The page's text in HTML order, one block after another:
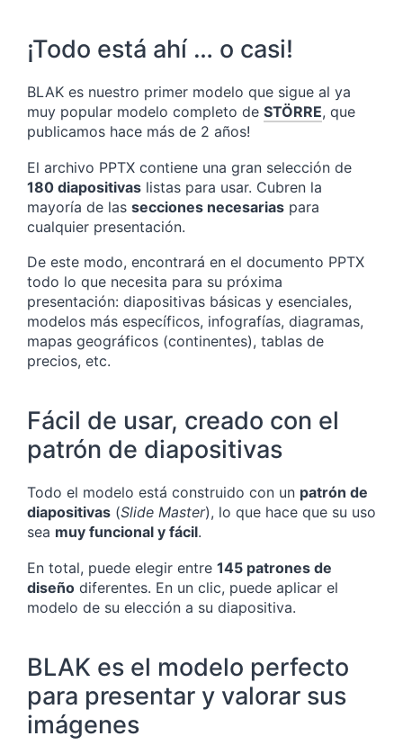
¡Todo está ahí … o casi!
BLAK es nuestro primer modelo que sigue al ya
muy popular modelo completo de STÖRRE, que
publicamos hace más de 2 años!
El archivo PPTX contiene una gran selección de
180 diapositivas listas para usar. Cubren la
mayoría de las secciones necesarias para
cualquier presentación.
De este modo, encontrará en el documento PPTX
todo lo que necesita para su próxima
presentación: diapositivas básicas y esenciales,
modelos más específicos, infografías, diagramas,
mapas geográficos (continentes), tablas de
precios, etc.
Fácil de usar, creado con el
patrón de diapositivas
Todo el modelo está construido con un patrón de
diapositivas (Slide Master), lo que hace que su uso
sea muy funcional y fácil.
En total, puede elegir entre 145 patrones de
diseño diferentes. En un clic, puede aplicar el
modelo de su elección a su diapositiva.
BLAK es el modelo perfecto
para presentar y valorar sus
imágenes